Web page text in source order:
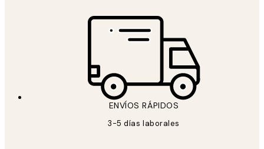
ENVÍOS RÁPIDOS
3-5 días laborales